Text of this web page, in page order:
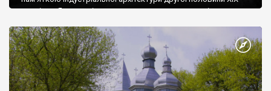
століття. Я все хотів на них подивитися, сюди навіть за
Один із млинів — цегляний, чотириповерховий, а за ним
складські приміщення. Судячи із напису на стіні, тут десь іще й
олійня є. Проте зараз це господарство не працює — казав
місцевий дядько, що відколи помер мельник.